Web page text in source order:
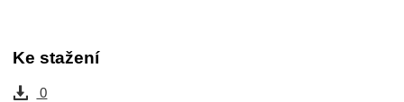
Ke stažení
0